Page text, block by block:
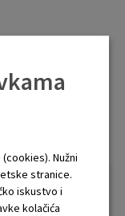
banke koja
Nužni
stranice.
iskustvo i
kolačića